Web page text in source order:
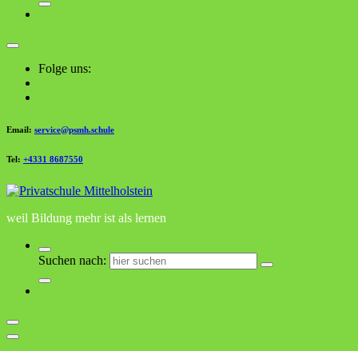
Folge uns:
Email: service@psmh.schule
Tel: +4331 8687550
weil Bildung mehr ist als lernen
Suchen nach: